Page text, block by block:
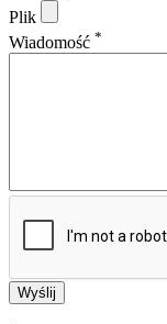
Plik
Wiadomość *